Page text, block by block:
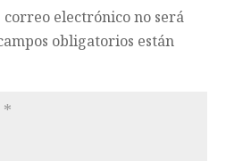
electrónico no será
obligatorios están